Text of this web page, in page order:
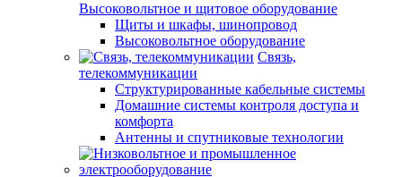
Высоковольтное и щитовое оборудование
Щиты и шкафы, шинопровод
Высоковольтное оборудование
Связь,
телекоммуникации
Структурированные кабельные системы
Домашние системы контроля доступа и
комфорта
Антенны и спутниковые технологии